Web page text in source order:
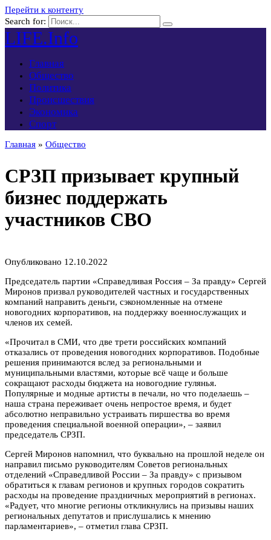
Перейти к контенту
Search for:
LIFE.Info
Главная
Общество
Политика
Происшествия
Экономика
Спорт
Главная » Общество
СРЗП призывает крупный
бизнес поддержать
участников СВО
Опубликовано 12.10.2022
Председатель партии «Справедливая Россия – За правду» Сергей
Миронов призвал руководителей частных и государственных
компаний направить деньги, сэкономленные на отмене
новогодних корпоративов, на поддержку военнослужащих и
членов их семей.
«Прочитал в СМИ, что две трети российских компаний
отказались от проведения новогодних корпоративов. Подобные
решения принимаются вслед за региональными и
муниципальными властями, которые всё чаще и больше
сокращают расходы бюджета на новогодние гулянья.
Популярные и модные артисты в печали, но что поделаешь –
наша страна переживает очень непростое время, и будет
абсолютно неправильно устраивать пиршества во время
проведения специальной военной операции», – заявил
председатель СРЗП.
Сергей Миронов напомнил, что буквально на прошлой неделе он
направил письмо руководителям Советов региональных
отделений «Справедливой России – За правду» с призывом
обратиться к главам регионов и крупных городов сократить
расходы на проведение праздничных мероприятий в регионах.
«Радует, что многие регионы откликнулись на призывы наших
региональных депутатов и прислушались к мнению
парламентариев», – отметил глава СРЗП.